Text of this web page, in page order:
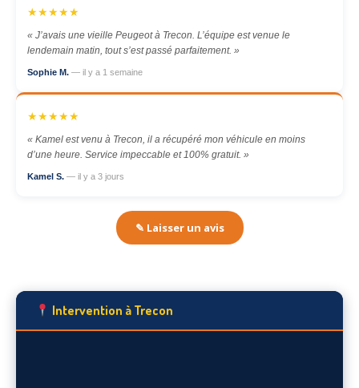
★★★★★
« J’avais une vieille Peugeot à Trecon. L’équipe est venue le
lendemain matin, tout s’est passé parfaitement. »
Sophie M. — il y a 1 semaine
★★★★★
« Kamel est venu à Trecon, il a récupéré mon véhicule en moins
d’une heure. Service impeccable et 100% gratuit. »
Kamel S. — il y a 3 jours
✎ Laisser un avis
Intervention à Trecon